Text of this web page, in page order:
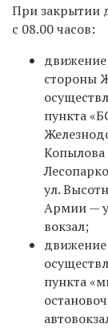
При закрытии
с 08.00 часов:
стороны
пункта
ул.
Армии —
вокзал;
пункта